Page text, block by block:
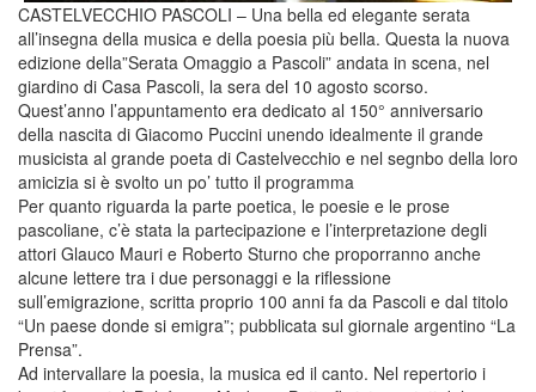
CASTELVECCHIO PASCOLI – Una bella ed elegante serata
all’insegna della musica e della poesia più bella. Questa la nuova
edizione della”Serata Omaggio a Pascoli” andata in scena, nel
giardino di Casa Pascoli, la sera del 10 agosto scorso.
Quest’anno l’appuntamento era dedicato al 150° anniversario
della nascita di Giacomo Puccini unendo idealmente il grande
musicista al grande poeta di Castelvecchio e nel segnbo della loro
amicizia si è svolto un po’ tutto il programma
Per quanto riguarda la parte poetica, le poesie e le prose
pascoliane, c’è stata la partecipazione e l’interpretazione degli
attori Glauco Mauri e Roberto Sturno che proporranno anche
alcune lettere tra i due personaggi e la riflessione
sull’emigrazione, scritta proprio 100 anni fa da Pascoli e dal titolo
“Un paese donde si emigra”; pubblicata sul giornale argentino “La
Prensa”.
Ad intervallare la poesia, la musica ed il canto. Nel repertorio i